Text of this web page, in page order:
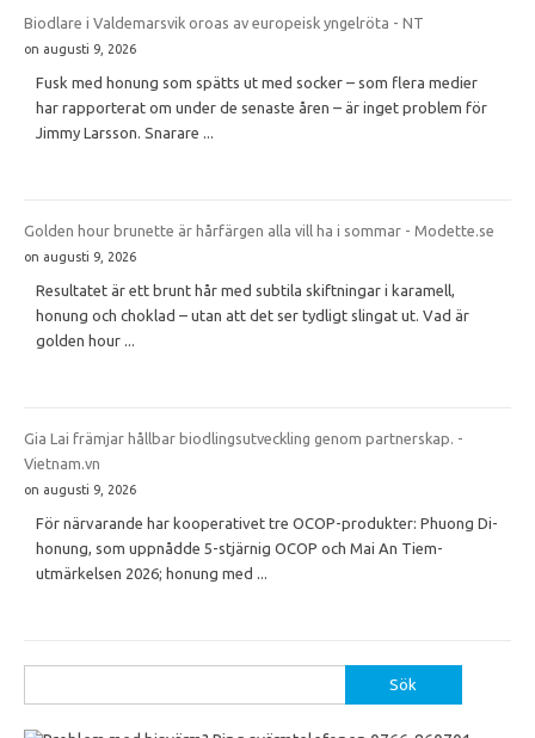
Biodlare i Valdemarsvik oroas av europeisk yngelröta - NT
on augusti 9, 2026
Fusk med honung som spätts ut med socker – som flera medier
har rapporterat om under de senaste åren – är inget problem för
Jimmy Larsson. Snarare ...
Golden hour brunette är hårfärgen alla vill ha i sommar - Modette.se
on augusti 9, 2026
Resultatet är ett brunt hår med subtila skiftningar i karamell,
honung och choklad – utan att det ser tydligt slingat ut. Vad är
golden hour ...
Gia Lai främjar hållbar biodlingsutveckling genom partnerskap. -
Vietnam.vn
on augusti 9, 2026
För närvarande har kooperativet tre OCOP-produkter: Phuong Di-
honung, som uppnådde 5-stjärnig OCOP och Mai An Tiem-
utmärkelsen 2026; honung med ...
efter: